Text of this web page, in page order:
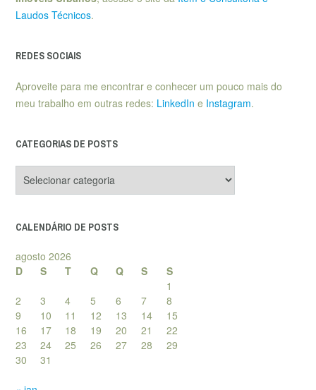
Laudos Técnicos.
REDES SOCIAIS
Aproveite para me encontrar e conhecer um pouco mais do
meu trabalho em outras redes: LinkedIn e Instagram.
CATEGORIAS DE POSTS
de
CALENDÁRIO DE POSTS
agosto 2026
D
S T Q Q S
S
1
2
3 4 5 6 7
8
9
10 11 12 13 14
15
16
17 18 19 20 21
22
23
24 25 26 27 28
29
30
31